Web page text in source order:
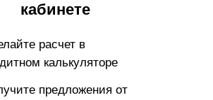
кабинете
расчет в
калькуляторе
предложения от